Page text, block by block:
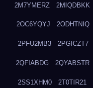
2M7YMERZ 2MIQDBKK
2OC6YQYJ 2ODHTNIQ
2PFU2MB3 2PGICZT7
2QFIABDG 2QYABSTR
2SS1XHM0 2T0TIR21